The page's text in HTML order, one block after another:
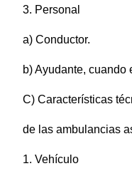
3. Personal
a) Conductor.
b) Ayudante, cuando
C) Características
de las ambulancias
1. Vehículo